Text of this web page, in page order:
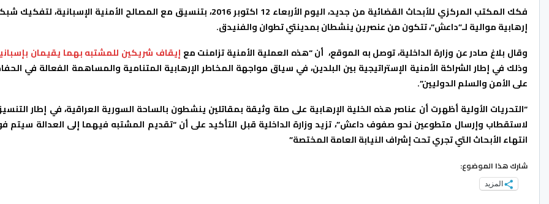
فكك المكتب المركزي للأبحاث القضائية من جديد، اليوم الأربعاء 12 اكتوبر 2016، بتنسيق مع المصالح الأمنية الإسبانية، لتفكيك
إرهابية موالية لـ”داعش”، تتكون من عنصرين ينشطان بمدينتي تطوان والفنيدق.
وقال بلاغ صادر عن وزارة الداخلية، توصل به الموقع، أن “هذه العملية الأمنية تزامنت مع إيقاف شريكين للمشتبه بهما يقيمان
وذلك في إطار الشراكة الأمنية الإستراتيجية بين البلدين، في سياق مواجهة المخاطر الإرهابية المتنامية والمساهمة الفعالة في
على الأمن والسلم الدوليين”.
“التحريات الأولية أظهرت أن عناصر هذه الخلية الإرهابية على صلة وثيقة بمقاتلين ينشطون بالساحة السورية العراقية، في إطار
لاستقطاب وإرسال متطوعين نحو صفوف داعش”، تزيد وزارة الداخلية قبل التأكيد على أن “تقديم المشتبه فيهما إلى العدالة سيتم
انتهاء الأبحاث التي تجري تحت إشراف النيابة العامة المختصة”
شارك هذا الموضوع:
المزيد